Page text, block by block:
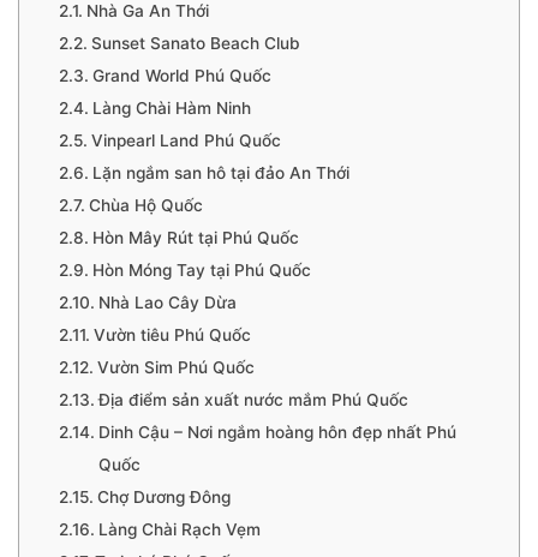
Nhà Ga An Thới
Sunset Sanato Beach Club
Grand World Phú Quốc
Làng Chài Hàm Ninh
Vinpearl Land Phú Quốc
Lặn ngắm san hô tại đảo An Thới
Chùa Hộ Quốc
Hòn Mây Rút tại Phú Quốc
Hòn Móng Tay tại Phú Quốc
Nhà Lao Cây Dừa
Vườn tiêu Phú Quốc
Vườn Sim Phú Quốc
Địa điểm sản xuất nước mắm Phú Quốc
Dinh Cậu – Nơi ngắm hoàng hôn đẹp nhất Phú
Quốc
Chợ Dương Đông
Làng Chài Rạch Vẹm